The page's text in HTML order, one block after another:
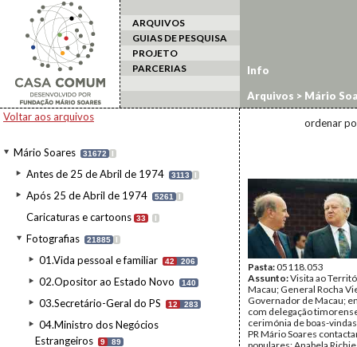
ARQUIVOS
GUIAS DE PESQUISA
PROJETO
PARCERIAS
Voltar aos arquivos
Mário Soares 31672 I
Antes de 25 de Abril de 1974 3113 I
Após 25 de Abril de 1974 5261 I
Caricaturas e cartoons 33 I
Fotografias 21885 I
01.Vida pessoal e familiar 42 206
02.Opositor ao Estado Novo 140
03.Secretário-Geral do PS 12 283
04.Ministro dos Negócios
Estrangeiros
9 89
Info
Arquivos > Mário
estrangeiro>
ordenar
Pasta:05118.053
Assunto:Visita ao
Macau; General Rocha
Governador de Macau;
com delegação
cerimónia de boas-
PR Mário Soares